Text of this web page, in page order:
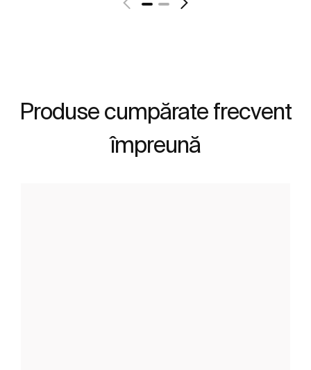
Produse cumpărate frecvent
împreună